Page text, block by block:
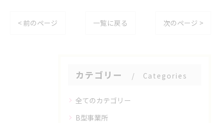
< 前のページ 一覧に戻る 次のページ >
カテゴリー Categories
全てのカテゴリー
B型事業所